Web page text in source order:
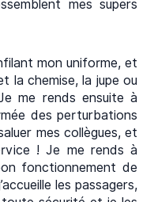
mes supers
mon uniforme, et
la chemise, la jupe ou
me rends ensuite à
des perturbations
mes collègues, et
! Je me rends à
fonctionnement de
les passagers,